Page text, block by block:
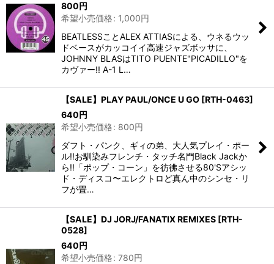
800円
希望小売価格: 1,000円
BEATLESSことALEX ATTIASによる、ウネるウッ
ドベースがカッコイイ高速ジャズボッサに、
JOHNNY BLASはTITO PUENTE"PICADILLO"を
カヴァー!! A-1 L…
【SALE】PLAY PAUL/ONCE U GO [RTH-0463]
640円
希望小売価格: 800円
ダフト・パンク、ギィの弟、大人気プレイ・ポー
ル!!お馴染みフレンチ・タッチ名門Black Jackか
ら!!「ポップ・コーン」を彷彿させる80'Sアシッ
ド・ディスコ〜エレクトロど真ん中のシンセ・リ
フが畳…
【SALE】DJ JORJ/FANATIX REMIXES [RTH-
0528]
640円
希望小売価格: 780円